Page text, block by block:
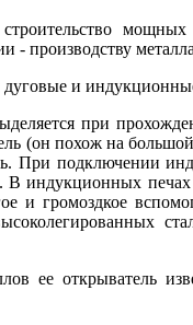
мощных
- производству
дуговые и
при
(он похож на
При подключении
В индукционных
и громоздкое
ее открыватель